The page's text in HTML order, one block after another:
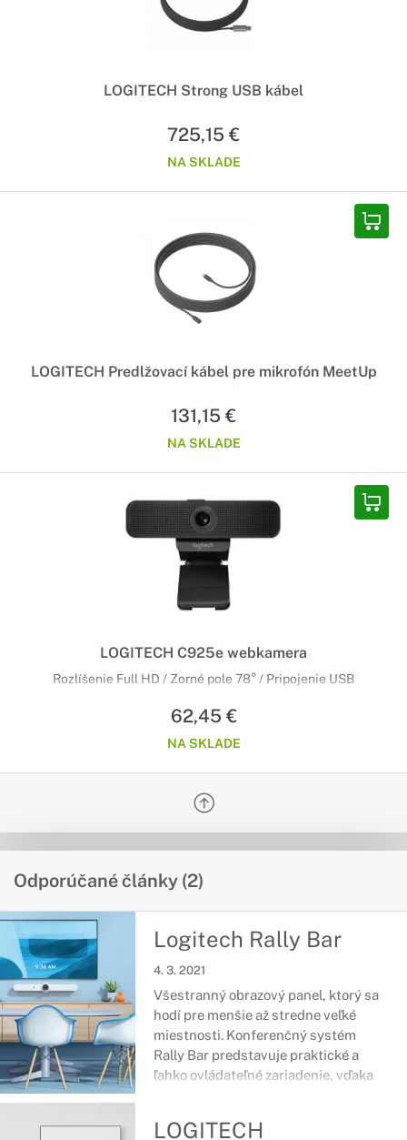
LOGITECH Strong USB kábel
725,15 €
NA SKLADE
LOGITECH Predlžovací kábel pre mikrofón MeetUp
131,15 €
NA SKLADE
LOGITECH C925e webkamera
Rozlíšenie Full HD / Zorné pole 78° / Pripojenie USB
62,45 €
NA SKLADE
Odporúčané články (2)
Logitech Rally Bar
4. 3. 2021
Všestranný obrazový panel, ktorý sa
hodí pre menšie až stredne veľké
miestnosti. Konferenčný systém
Rally Bar predstavuje praktické a
ľahko ovládateľné zariadenie, vďaka
problémov.
LOGITECH